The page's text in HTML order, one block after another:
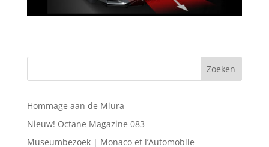
Hommage aan de Miura
Nieuw! Octane Magazine 083
Museumbezoek | Monaco et l’Automobile